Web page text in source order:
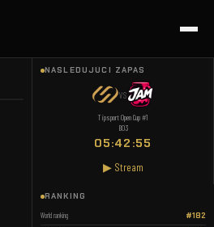
NASLEDUJÚCI ZÁPAS
VS
Tipsport Open Cup #1
BO3
05:42:54
▶ Stream
RANKING
World ranking #182